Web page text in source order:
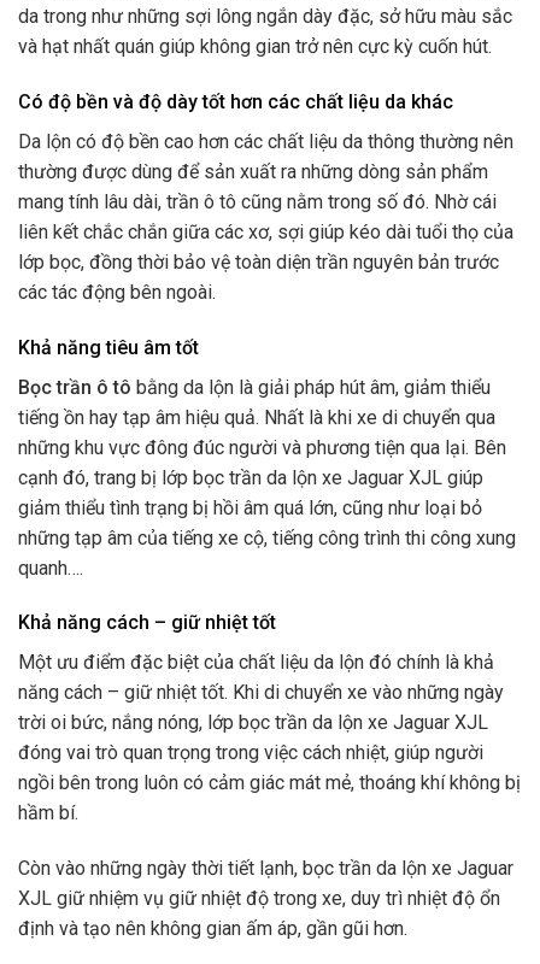
da trong như những sợi lông ngắn dày đặc, sở hữu màu sắc
và hạt nhất quán giúp không gian trở nên cực kỳ cuốn hút.
Có độ bền và độ dày tốt hơn các chất liệu da khác
Da lộn có độ bền cao hơn các chất liệu da thông thường nên
thường được dùng để sản xuất ra những dòng sản phẩm
mang tính lâu dài, trần ô tô cũng nằm trong số đó. Nhờ cái
liên kết chắc chắn giữa các xơ, sợi giúp kéo dài tuổi thọ của
lớp bọc, đồng thời bảo vệ toàn diện trần nguyên bản trước
các tác động bên ngoài.
Khả năng tiêu âm tốt
Bọc trần ô tô bằng da lộn là giải pháp hút âm, giảm thiểu
tiếng ồn hay tạp âm hiệu quả. Nhất là khi xe di chuyển qua
những khu vực đông đúc người và phương tiện qua lại. Bên
cạnh đó, trang bị lớp bọc trần da lộn xe Jaguar XJL giúp
giảm thiểu tình trạng bị hồi âm quá lớn, cũng như loại bỏ
những tạp âm của tiếng xe cộ, tiếng công trình thi công xung
quanh….
Khả năng cách – giữ nhiệt tốt
Một ưu điểm đặc biệt của chất liệu da lộn đó chính là khả
năng cách – giữ nhiệt tốt. Khi di chuyển xe vào những ngày
trời oi bức, nắng nóng, lớp bọc trần da lộn xe Jaguar XJL
đóng vai trò quan trọng trong việc cách nhiệt, giúp người
ngồi bên trong luôn có cảm giác mát mẻ, thoáng khí không bị
hầm bí.
Còn vào những ngày thời tiết lạnh, bọc trần da lộn xe Jaguar
XJL giữ nhiệm vụ giữ nhiệt độ trong xe, duy trì nhiệt độ ổn
định và tạo nên không gian ấm áp, gần gũi hơn.